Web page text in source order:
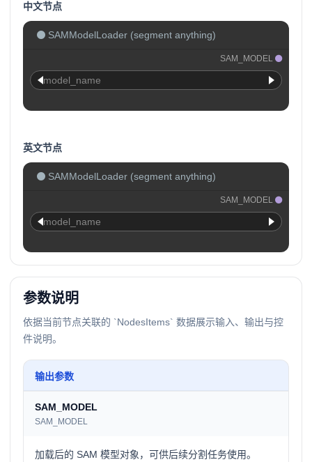
中文节点
SAMModelLoader (segment anything)
SAM_MODEL
model_name
英文节点
SAMModelLoader (segment anything)
SAM_MODEL
model_name
参数说明
依据当前节点关联的 `NodesItems` 数据展示输入、输出与控
件说明。
输出参数
SAM_MODEL
SAM_MODEL
加载后的 SAM 模型对象，可供后续分割任务使用。